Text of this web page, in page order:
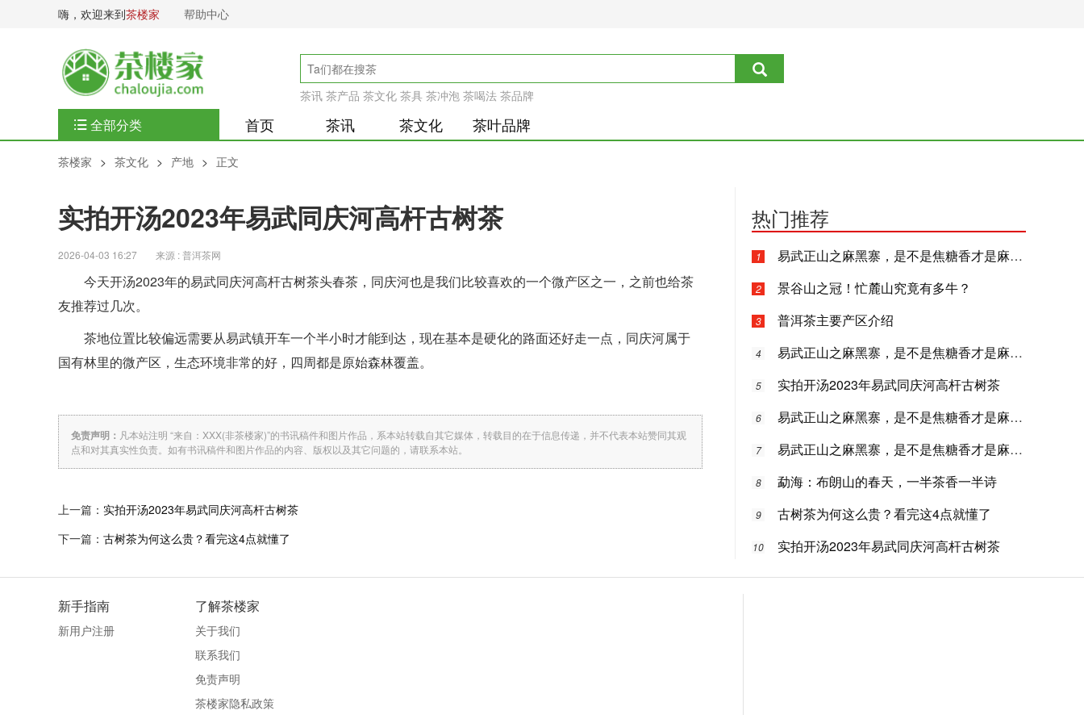
嗨，欢迎来到茶楼家 帮助中心
茶讯 茶产品 茶文化 茶具 茶冲泡 茶喝法 茶品牌
全部分类 首页 茶讯 茶文化 茶叶品牌
茶楼家 > 茶文化 > 产地 > 正文
实拍开汤2023年易武同庆河高杆古树茶
2026-04-03 16:27 来源 : 普洱茶网
今天开汤2023年的易武同庆河高杆古树茶头春茶，同庆河也是我们比较喜欢的一个微产区之一，之前也给茶
友推荐过几次。
茶地位置比较偏远需要从易武镇开车一个半小时才能到达，现在基本是硬化的路面还好走一点，同庆河属于
国有林里的微产区，生态环境非常的好，四周都是原始森林覆盖。
免责声明： 凡本站注明 “来自：XXX(非茶楼家)”的书讯稿件和图片作品，系本站转载自其它媒体，转载目的在于信息传递，并不代表本站赞同其观
点和对其真实性负责。如有书讯稿件和图片作品的内容、版权以及其它问题的，请联系本站。
上一篇： 实拍开汤2023年易武同庆河高杆古树茶
下一篇： 古树茶为何这么贵？看完这4点就懂了
热门推荐
1 易武正山之麻黑寨，是不是焦糖香才是麻黑味
2 景谷山之冠！忙麓山究竟有多牛？
3 普洱茶主要产区介绍
4 易武正山之麻黑寨，是不是焦糖香才是麻黑味
5 实拍开汤2023年易武同庆河高杆古树茶
6 易武正山之麻黑寨，是不是焦糖香才是麻黑味
7 易武正山之麻黑寨，是不是焦糖香才是麻黑味
8 勐海：布朗山的春天，一半茶香一半诗
9 古树茶为何这么贵？看完这4点就懂了
10 实拍开汤2023年易武同庆河高杆古树茶
新手指南
新用户注册
了解茶楼家
关于我们
联系我们
免责声明
茶楼家隐私政策